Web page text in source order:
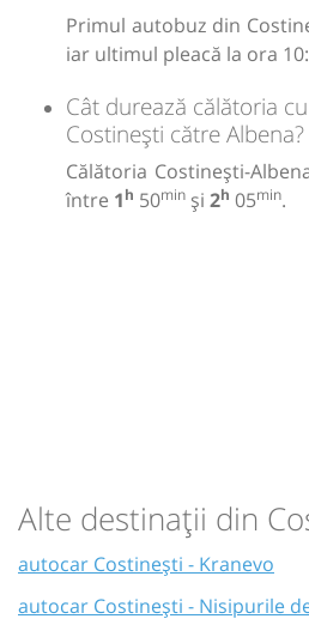
Primul autobuz din
iar ultimul pleacă la ora
Cât durează călătoria
Costinești către Albena?
Călătoria Costinești-
între 1h 50min și 2h 05min.
Alte destinații din
autocar Costinești - Kranevo
autocar Costinești - Nisipurile